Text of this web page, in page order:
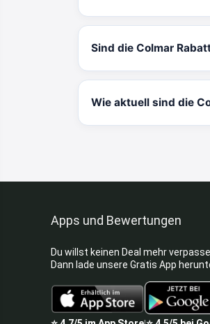
Sind die Colmar
Wie aktuell sind die
Apps und Bewertungen
Du willst keinen Deal mehr
Dann lade unsere Gratis App